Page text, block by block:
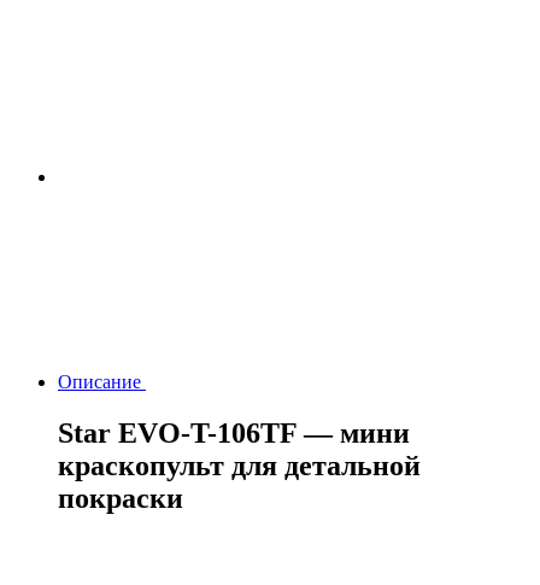
Описание
Star EVO-T-106TF — мини
краскопульт для детальной
покраски